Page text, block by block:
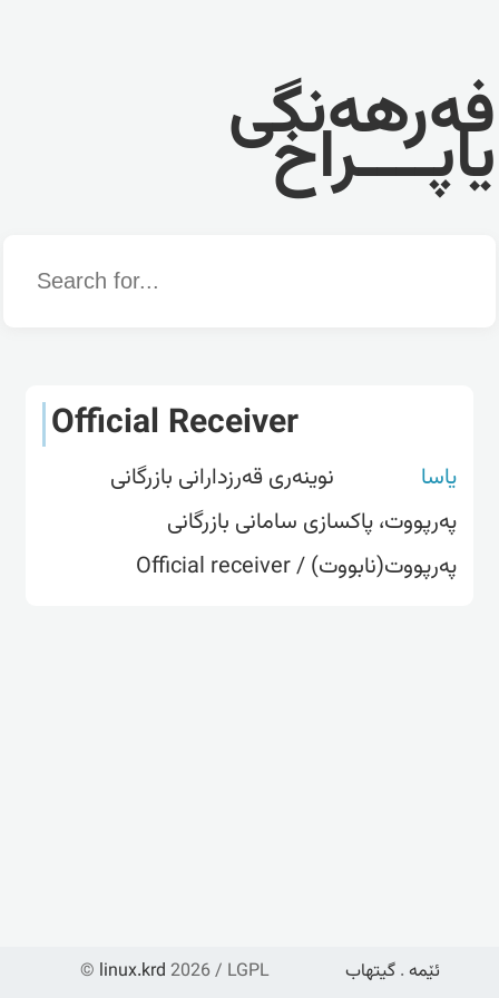
فەرهەنگی
یاپــــراخ
Word
Official Receiver
یاسا
نوینەری قەرزدارانی بازرگانی
پەرپووت، پاکسازی سامانی بازرگانی
پەرپووت(نابووت) / Official receiver
© linux.krd 2026 / LGPL ئێمە . گیتهاب